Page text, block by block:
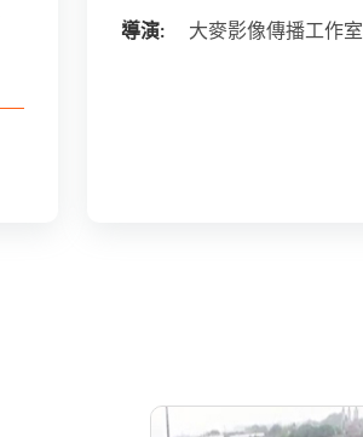
導演: 大麥影像傳播工作室